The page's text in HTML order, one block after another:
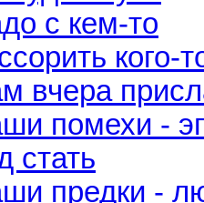
с кем-то
кого-
вчера
помехи -
стать
предки -